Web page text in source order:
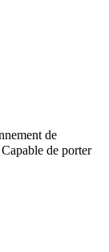
de
de porter